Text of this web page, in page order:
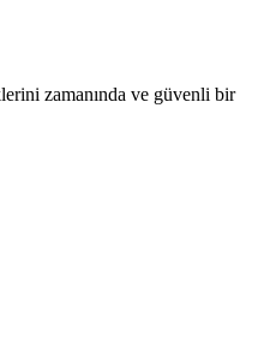
zamanında ve güvenli bir